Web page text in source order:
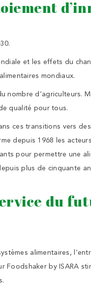
et les effets du
mondiaux.
nombre d’agriculteurs.
qualité pour tous.
ces transitions vers
depuis 1968 les
pour permettre une
plus de cinquante
du
alimentaires,
by ISARA